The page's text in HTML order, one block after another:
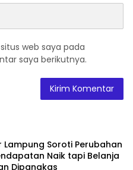
web saya pada
saya berikutnya.
Lampung Soroti Perubahan
Naik tapi Belanja
Dipangkas